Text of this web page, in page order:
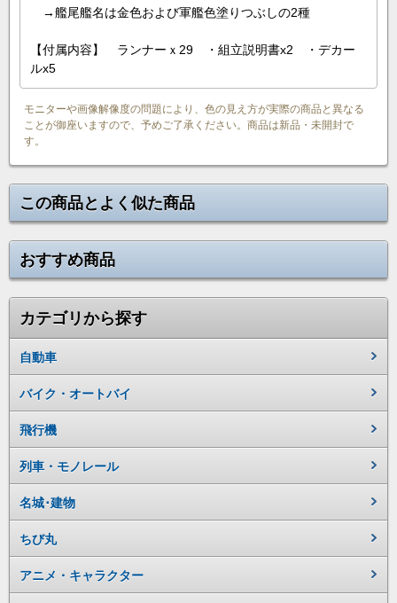
→艦尾艦名は金色および軍艦色塗りつぶしの2種
【付属内容】 ランナーｘ29 ・組立説明書x2 ・デカー
ルx5
モニターや画像解像度の問題により、色の見え方が実際の商品と異なる
ことが御座いますので、予めご了承ください。商品は新品・未開封で
す。
この商品とよく似た商品
おすすめ商品
カテゴリから探す
自動車
バイク・オートバイ
飛行機
列車・モノレール
名城･建物
ちび丸
アニメ・キャラクター